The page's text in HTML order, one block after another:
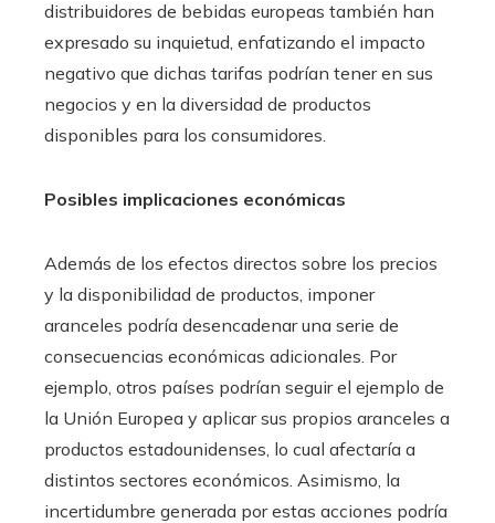
distribuidores de bebidas europeas también han
expresado su inquietud, enfatizando el impacto
negativo que dichas tarifas podrían tener en sus
negocios y en la diversidad de productos
disponibles para los consumidores.
Posibles implicaciones económicas
Además de los efectos directos sobre los precios
y la disponibilidad de productos, imponer
aranceles podría desencadenar una serie de
consecuencias económicas adicionales. Por
ejemplo, otros países podrían seguir el ejemplo de
la Unión Europea y aplicar sus propios aranceles a
productos estadounidenses, lo cual afectaría a
distintos sectores económicos. Asimismo, la
incertidumbre generada por estas acciones podría